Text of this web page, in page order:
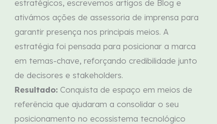
estratégicos, escrevemos artigos de Blog e
ativámos ações de assessoria de imprensa para
garantir presença nos principais meios. A
estratégia foi pensada para posicionar a marca
em temas-chave, reforçando credibilidade junto
de decisores e stakeholders.
Resultado: Conquista de espaço em meios de
referência que ajudaram a consolidar o seu
posicionamento no ecossistema tecnológico